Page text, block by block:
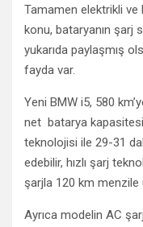
Tamamen elektrikli
konu, bataryanın şarj
yukarıda paylaşmış
fayda var.
Yeni BMW i5, 580
net batarya
teknolojisi ile 29-31
edebilir, hızlı şarj
şarjla 120 km menzile
Ayrıca modelin AC